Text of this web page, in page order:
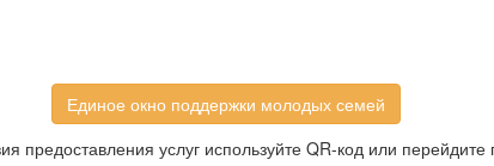
Единое окно поддержки молодых семей
предоставления услуг используйте QR-код или